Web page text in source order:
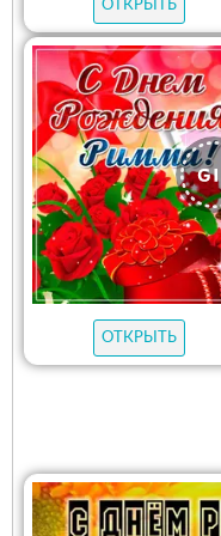
ОТКРЫТЬ
ОТКРЫТЬ